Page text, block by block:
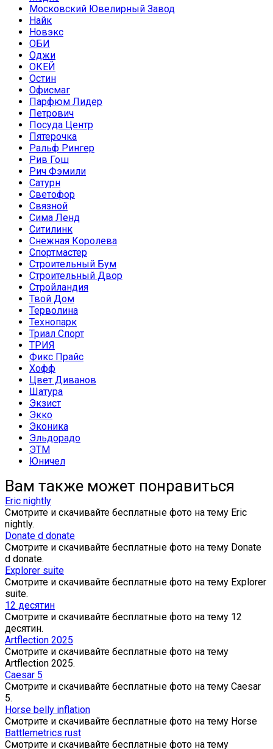
Московский Ювелирный Завод
Найк
Новэкс
ОБИ
Оджи
ОКЕЙ
Остин
Офисмаг
Парфюм Лидер
Петрович
Посуда Центр
Пятерочка
Ральф Рингер
Рив Гош
Рич Фэмили
Сатурн
Светофор
Связной
Сима Ленд
Ситилинк
Снежная Королева
Спортмастер
Строительный Бум
Строительный Двор
Стройландия
Твой Дом
Терволина
Технопарк
Триал Спорт
ТРИЯ
Фикс Прайс
Хофф
Цвет Диванов
Шатура
Экзист
Экко
Эконика
Эльдорадо
ЭТМ
Юничел
Вам также может понравиться
Eric nightly
Смотрите и скачивайте бесплатные фото на тему Eric
nightly.
Donate d donate
Смотрите и скачивайте бесплатные фото на тему Donate
d donate.
Explorer suite
Смотрите и скачивайте бесплатные фото на тему Explorer
suite.
12 десятин
Смотрите и скачивайте бесплатные фото на тему 12
десятин.
Artflection 2025
Смотрите и скачивайте бесплатные фото на тему
Artflection 2025.
Caesar 5
Смотрите и скачивайте бесплатные фото на тему Caesar
5.
Horse belly inflation
Смотрите и скачивайте бесплатные фото на тему Horse
Battlemetrics rust
Смотрите и скачивайте бесплатные фото на тему